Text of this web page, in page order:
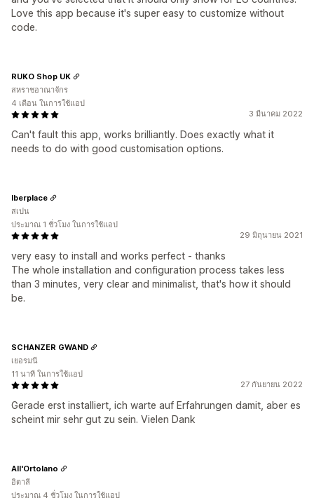
Love this app because it's super easy to customize without
code.
3 มีนาคม 2022
Can't fault this app, works brilliantly. Does exactly what it
needs to do with good customisation options.
RUKO Shop UK
สหราชอาณาจักร
4 เดือน ในการใช้แอป
29 มิถุนายน 2021
very easy to install and works perfect - thanks
The whole installation and configuration process takes less
than 3 minutes, very clear and minimalist, that's how it should
be.
Iberplace
สเปน
ประมาณ 1 ชั่วโมง ในการใช้แอป
27 กันยายน 2022
Gerade erst installiert, ich warte auf Erfahrungen damit, aber es
scheint mir sehr gut zu sein. Vielen Dank
SCHANZER GWAND
เยอรมนี
11 นาที ในการใช้แอป
All'Ortolano
อิตาลี
ประมาณ 4 ชั่วโมง ในการใช้แอป